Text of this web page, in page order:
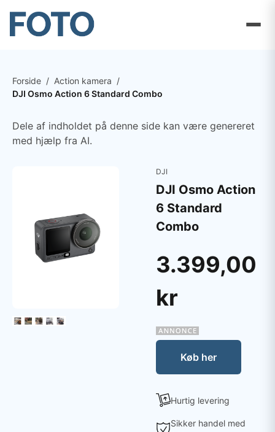
Forside / Action kamera /
DJI Osmo Action 6 Standard Combo
Dele af indholdet på denne side kan være genereret
med hjælp fra AI.
DJI
DJI Osmo Action
6 Standard
Combo
3.399,00
kr
Køb her
Hurtig levering
Sikker handel med